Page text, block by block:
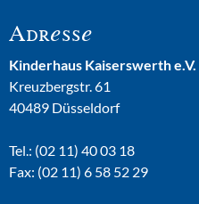
Adresse
Kinderhaus Kaiserswerth e.V.
Kreuzbergstr. 61
40489 Düsseldorf
Tel.: (02 11) 40 03 18
Fax: (02 11) 6 58 52 29